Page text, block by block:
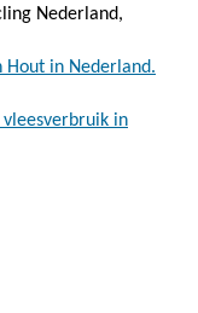
Nederland,
Hout in Nederland.
in